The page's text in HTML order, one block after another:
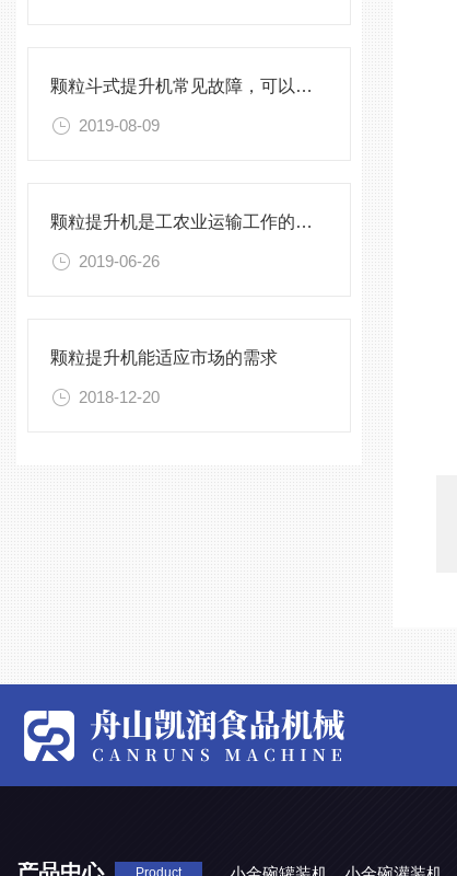
颗粒斗式提升机常见故障，可以这样排查
2019-08-09
颗粒提升机是工农业运输工作的主要机组
2019-06-26
颗粒提升机能适应市场的需求
2018-12-20
Product